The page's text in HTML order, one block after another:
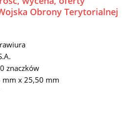
Obrony Terytorialnej
znaczków
mm x 25,50 mm